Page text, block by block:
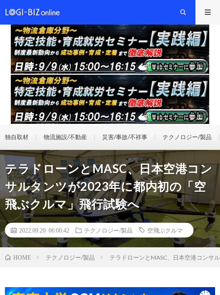
独自取材 物流施設/不動産 災害/事故/不祥事 テクノロジー/製品
テラドローンとMASC、日本空港コン
サルタンツが2023年に都内初の「空
飛ぶクルマ」飛行試験へ
2022.09.20 06:00:42 テクノロジー/製品 空飛ぶクルマ
HOME テクノロジー/製品 テラドローンとMASC、日本空港コンサ